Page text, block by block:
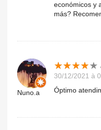
económicos y
más?
Nuno.a
★★★★★
★★★★★
30/12/2021 à
Óptimo